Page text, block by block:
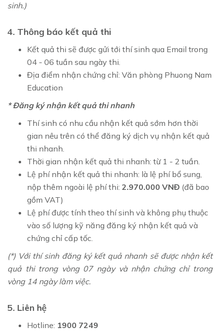
sinh.)
4. Thông báo kết quả thi
Kết quả thi sẽ được gửi tới thí sinh qua Email trong
04 - 06 tuần sau ngày thi.
Địa điểm nhận chứng chỉ: Văn phòng Phuong Nam
Education
* Đăng ký nhận kết quả thi nhanh
Thí sinh có nhu cầu nhận kết quả sớm hơn thời
gian nêu trên có thể đăng ký dịch vụ nhận kết quả
thi nhanh.
Thời gian nhận kết quả thi nhanh: từ 1 - 2 tuần.
Lệ phí nhận kết quả thi nhanh: là lệ phí bổ sung,
nộp thêm ngoài lệ phí thi: 2.970.000 VNĐ (đã bao
gồm VAT)
Lệ phí được tính theo thí sinh và không phụ thuộc
vào số lượng kỹ năng đăng ký nhận kết quả và
chứng chỉ cấp tốc.
​(*) Với thí sinh đăng ký kết quả nhanh sẽ được nhận kết
quả thi trong vòng 07 ngày và nhận chứng chỉ trong
vòng 14 ngày làm việc.
5. Liên hệ
Hotline: 1900 7249